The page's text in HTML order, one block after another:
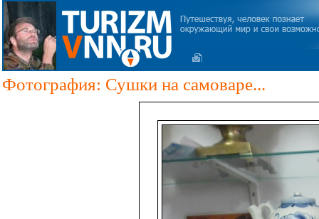
Фотография: Сушки на самоваре...